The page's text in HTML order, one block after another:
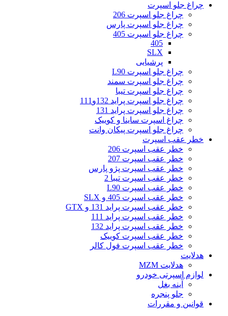
چراغ جلو اسپرت
چراغ جلو اسپرت 206
چراغ جلو اسپرت پارس
چراغ جلو اسپرت 405
405
SLX
پرشیایی
چراغ جلو اسپرت L90
چراغ جلو اسپرت سمند
چراغ جلو اسپرت تیبا
چراغ جلو اسپرت پراید 132و111
چراغ جلو اسپرت پراید 131
چراغ اسپرت ساینا و کوییک
چراغ جلو اسپرت پیکان وانت
خطر عقب اسپرت
خطر عقب اسپرت 206
خطر عقب اسپرت 207
خطر عقب اسپرت پژو پارس
خطر عقب اسپرت تیبا 2
خطر عقب اسپرت L90
خطر عقب اسپرت 405 و SLX
خطر عقب اسپرت پراید 131 و GTX
خطر عقب اسپرت پراید 111
خطر عقب اسپرت پراید 132
خطر عقب اسپرت کوییک
خطر عقب اسپرت فول کالر
هدلایت
هدلایت MZM
لوازم اسپرتی خودرو
آینه بغل
جلو پنجره
قوانین و مقررات